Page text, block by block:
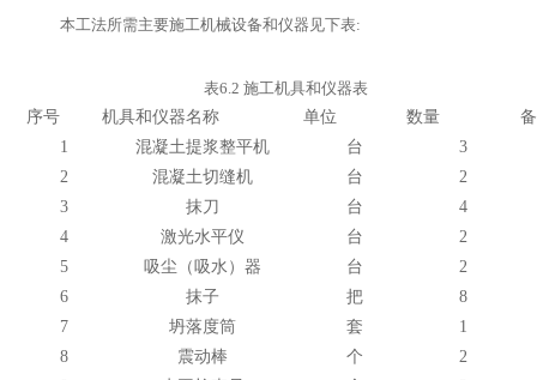
本工法所需主要施工机械设备和仪器见下表:
表6.2 施工机具和仪器表
序号
机具和仪器名称 单位 数量
1
混凝土提浆整平机 台
3
2
混凝土切缝机 台
2
3
抹刀 台
4
4
激光水平仪 台
2
5
吸尘（吸水）器 台
2
6
抹子 把
8
7
坍落度筒 套
1
8
震动棒 个
2